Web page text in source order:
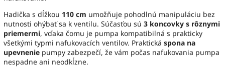
Hadička s dĺžkou 110 cm umožňuje pohodlnú manipuláciu bez
nutnosti ohýbať sa k ventilu. Súčasťou sú 3 koncovky s rôznymi
priemermi, vďaka čomu je pumpa kompatibilná s prakticky
všetkými typmi nafukovacích ventilov. Praktická spona na
upevnenie pumpy zabezpečí, že vám počas nafukovania pumpa
nespadne ani neodkĺzne.